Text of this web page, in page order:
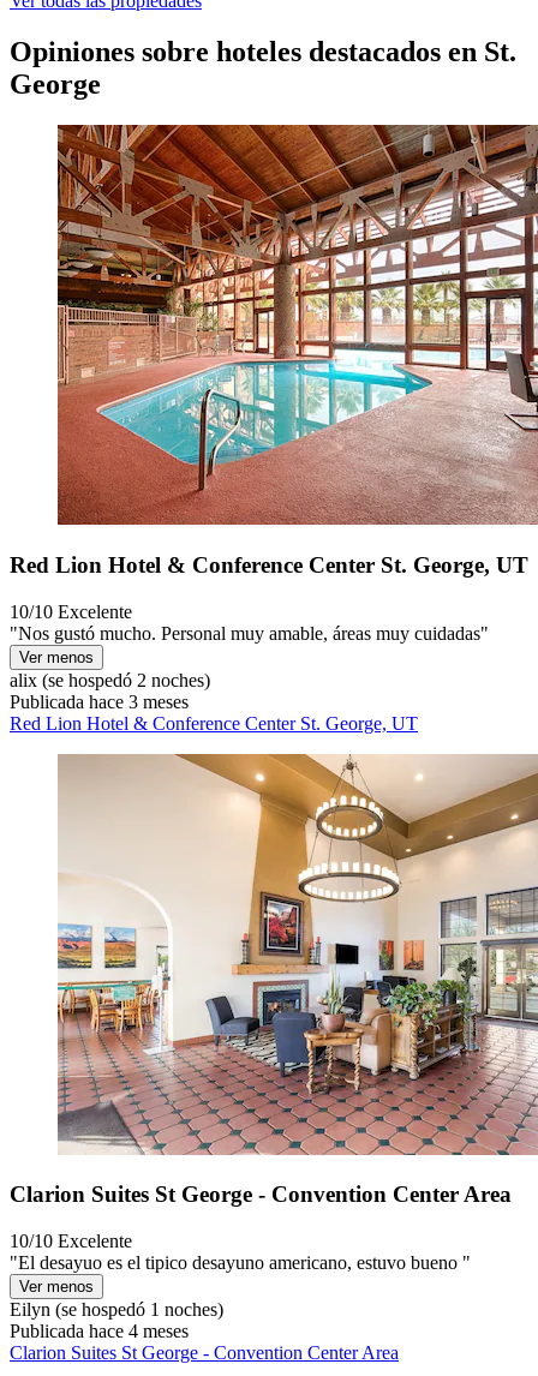
Opiniones sobre hoteles destacados en St.
George
Red Lion Hotel & Conference Center St. George, UT
10/10 Excelente
"Nos gustó mucho. Personal muy amable, áreas muy cuidadas"
Ver menos
alix (se hospedó 2 noches)
Publicada hace 3 meses
Red Lion Hotel & Conference Center St. George, UT
Clarion Suites St George - Convention Center Area
10/10 Excelente
"El desayuo es el tipico desayuno americano, estuvo bueno "
Ver menos
Eilyn (se hospedó 1 noches)
Publicada hace 4 meses
Clarion Suites St George - Convention Center Area